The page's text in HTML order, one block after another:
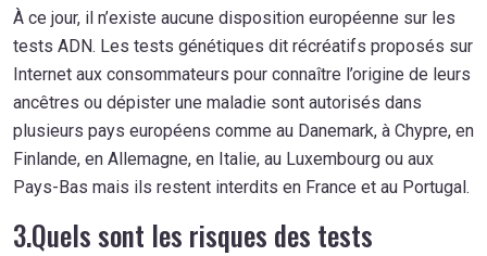
À ce jour, il n’existe aucune disposition européenne sur les
tests ADN. Les tests génétiques dit récréatifs proposés sur
Internet aux consommateurs pour connaître l’origine de leurs
ancêtres ou dépister une maladie sont autorisés dans
plusieurs pays européens comme au Danemark, à Chypre, en
Finlande, en Allemagne, en Italie, au Luxembourg ou aux
Pays-Bas mais ils restent interdits en France et au Portugal.
3.Quels sont les risques des tests